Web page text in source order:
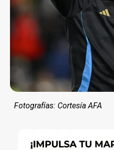
Fotografías: Cortesía AFA